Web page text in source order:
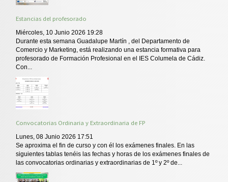
Estancias del profesorado
Miércoles, 10 Junio 2026 19:28
Durante esta semana Guadalupe Martín , del Departamento de
Comercio y Marketing, está realizando una estancia formativa para
profesorado de Formación Profesional en el IES Columela de Cádiz.
Con...
Convocatorias Ordinaria y Extraordinaria de FP
Lunes, 08 Junio 2026 17:51
Se aproxima el fin de curso y con él los exámenes finales. En las
siguientes tablas tenéis las fechas y horas de los exámenes finales de
las convocatorias ordinarias y extraordinarias de 1º y 2º de...